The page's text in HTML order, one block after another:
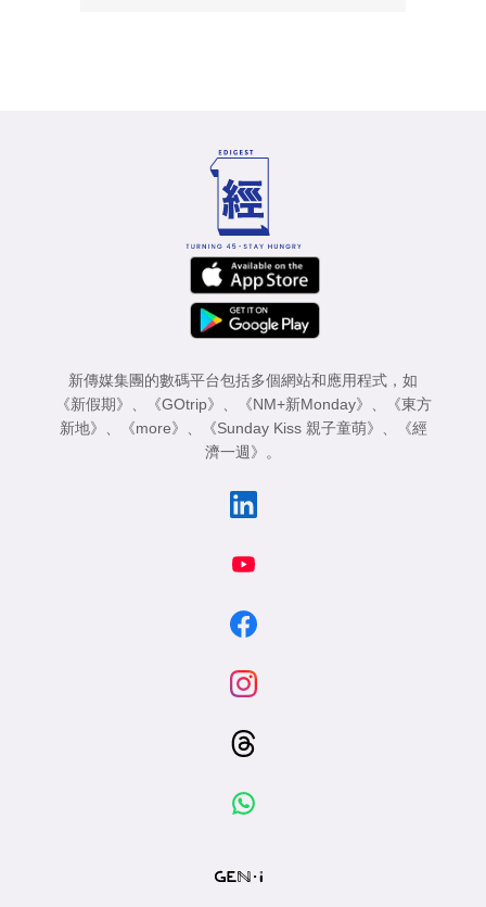
新傳媒集團的數碼平台包括多個網站和應用程式，如
《新假期》
《GOtrip》 《NM+新Monday》
《東方
新地》
《more》 《Sunday Kiss 親子童萌》
《經
濟一週》
。